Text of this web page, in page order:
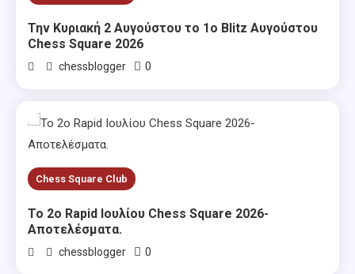
Την Κυριακή 2 Αυγούστου το 1ο Blitz Αυγούστου
Chess Square 2026
chessblogger 0
Chess Square Club
Το 2ο Rapid Ιουλίου Chess Square 2026-
Αποτελέσματα.
chessblogger 0